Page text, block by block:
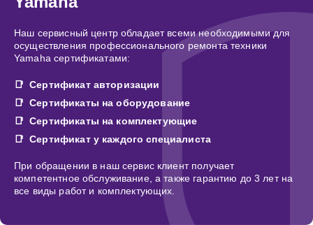
Наш сервисный центр обладает всеми необходимыми для
осуществления профессионального ремонта техники
Yamaha сертификатами:
Сертификат авторизации
Сертификаты на оборудование
Сертификаты на комплектующие
Сертификат у каждого специалиста
При обращении в наш сервис клиент получает
компетентное обслуживание, а также гарантию до 3 лет на
все виды работ и комплектующих.